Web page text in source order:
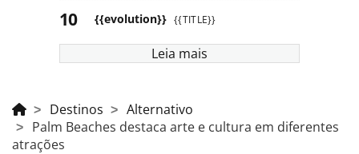
{{evolution}} {{TITLE}}
Leia mais
Destinos
Alternativo
Palm Beaches destaca arte e cultura em diferentes
atrações